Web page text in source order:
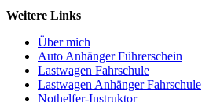
Weitere Links
Über mich
Auto Anhänger Führerschein
Lastwagen Fahrschule
Lastwagen Anhänger Fahrschule
Nothelfer-Instruktor